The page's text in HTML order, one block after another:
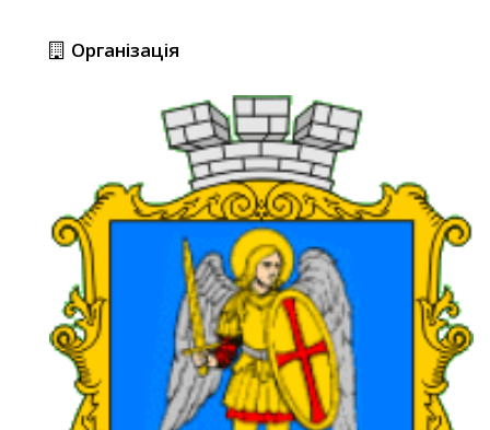
Організація